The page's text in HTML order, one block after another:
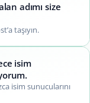
adımı size
taşıyın.
isim
isim sunucularını